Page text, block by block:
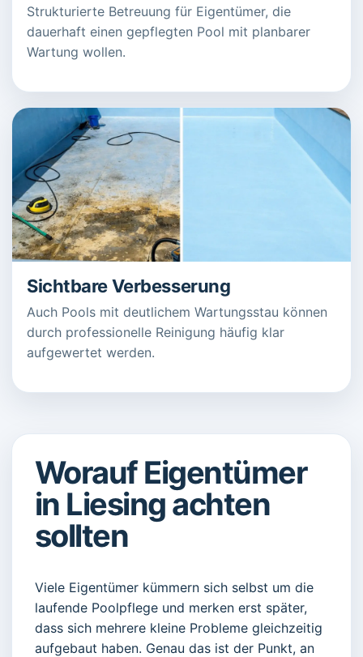
Strukturierte Betreuung für Eigentümer, die
dauerhaft einen gepflegten Pool mit planbarer
Wartung wollen.
Sichtbare Verbesserung
Auch Pools mit deutlichem Wartungsstau können
durch professionelle Reinigung häufig klar
aufgewertet werden.
Worauf Eigentümer
in Liesing achten
sollten
Viele Eigentümer kümmern sich selbst um die
laufende Poolpflege und merken erst später,
dass sich mehrere kleine Probleme gleichzeitig
aufgebaut haben. Genau das ist der Punkt, an